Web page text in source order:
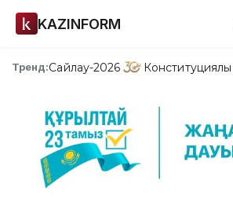
KAZINFORM
Тренд:Сайлау-2026